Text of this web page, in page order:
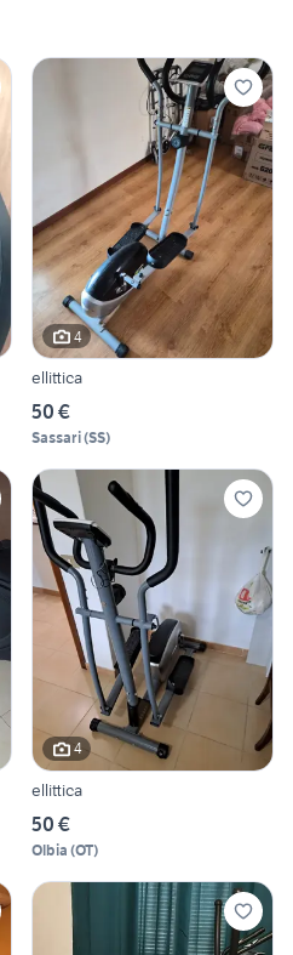
4
ellittica
50 €
Sassari(SS)
4
ellittica
50 €
Olbia (OT)